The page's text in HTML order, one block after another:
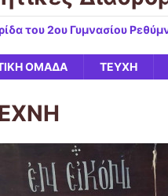
του 2ου Γυμνασίου
ΟΜΑΔΑ ΤΕΥΧΗ